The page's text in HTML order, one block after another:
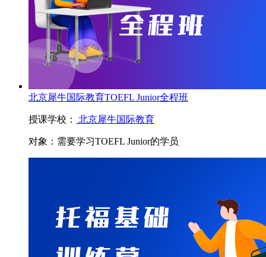
北京犀牛国际教育TOEFL Junior全程班
授课学校： 北京犀牛国际教育
对象： 需要学习TOEFL Junior的学员